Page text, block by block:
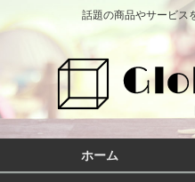
話題の商品やサービス
ホーム